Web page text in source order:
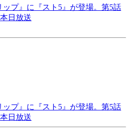
プ』に『スト5』が登場。第5話
日放送
プ』に『スト5』が登場。第5話
日放送